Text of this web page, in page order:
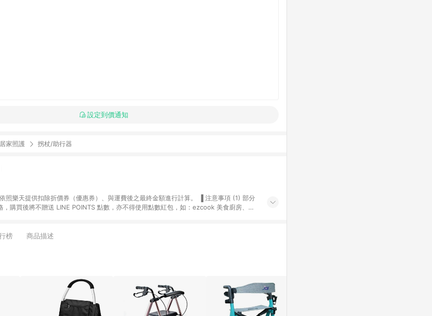
設定到價通知
居家照護 拐杖/助行器
，購買後將不贈送 LINE POINTS 點數，亦不得使用點數紅包，如：ezcook 美食廚房、樂
符
、顏色、價位、贈品與台灣樂天市場銷售網頁不符，以銷售網頁標示為準。 (6) 導購訂
，台灣樂天市場保有更改條款與法律追訴之權利，活動詳情以樂天市場網站公告為準。
榜 商品描述